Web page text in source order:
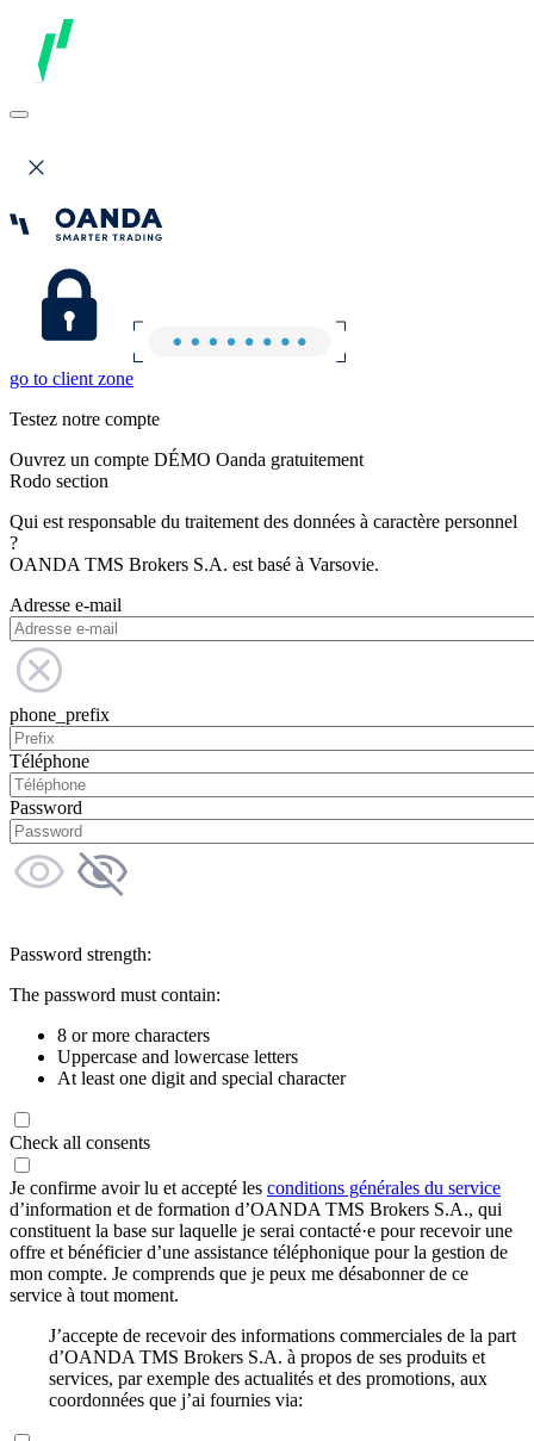
go to client zone
Testez notre compte
Ouvrez un compte DÉMO Oanda gratuitement
Rodo section
Qui est responsable du traitement des données à caractère personnel
?
OANDA TMS Brokers S.A. est basé à Varsovie.
Adresse e-mail
phone_prefix
Téléphone
Password
Password strength:
The password must contain:
8 or more characters
Uppercase and lowercase letters
At least one digit and special character
Check all consents
Je confirme avoir lu et accepté les conditions générales du service
d’information et de formation d’OANDA TMS Brokers S.A., qui
constituent la base sur laquelle je serai contacté·e pour recevoir une
offre et bénéficier d’une assistance téléphonique pour la gestion de
mon compte. Je comprends que je peux me désabonner de ce
service à tout moment.
J’accepte de recevoir des informations commerciales de la part
d’OANDA TMS Brokers S.A. à propos de ses produits et
services, par exemple des actualités et des promotions, aux
coordonnées que j’ai fournies via: